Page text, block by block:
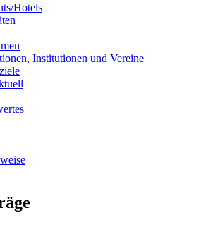
Hotels
Institutionen und Vereine